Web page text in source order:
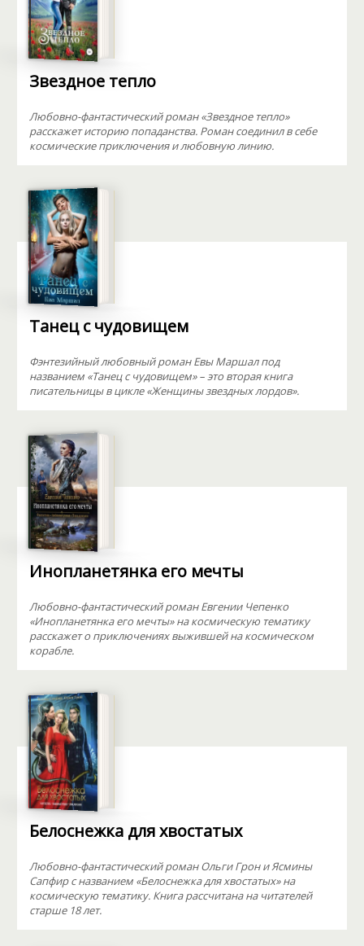
Звездное тепло
Любовно-фантастический роман «Звездное тепло»
расскажет историю попаданства. Роман соединил в себе
космические приключения и любовную линию.
Танец с чудовищем
Фэнтезийный любовный роман Евы Маршал под
названием «Танец с чудовищем» – это вторая книга
писательницы в цикле «Женщины звездных лордов».
Инопланетянка его мечты
Любовно-фантастический роман Евгении Чепенко
«Инопланетянка его мечты» на космическую тематику
расскажет о приключениях выжившей на космическом
корабле.
Белоснежка для хвостатых
Любовно-фантастический роман Ольги Грон и Ясмины
Сапфир с названием «Белоснежка для хвостатых» на
космическую тематику. Книга рассчитана на читателей
старше 18 лет.